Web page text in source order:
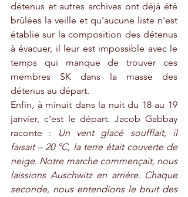
détenus et autres archives ont déjà été
brûlées la veille et qu'aucune liste n'est
établie sur la composition des détenus
à évacuer, il leur est impossible avec le
temps qui manque de trouver ces
membres SK dans la masse des
détenus au départ.
Enfin, à minuit dans la nuit du 18 au 19
janvier, c'est le départ. Jacob Gabbay
raconte :
Un vent glacé soufflait, il
faisait – 20 °C, la terre était couverte de
neige. Notre marche commençait, nous
laissions Auschwitz en arrière. Chaque
seconde, nous entendions le bruit des